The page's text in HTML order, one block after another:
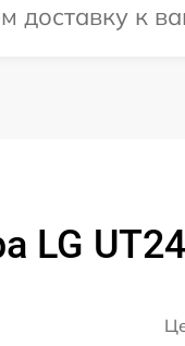
доставку к
LG